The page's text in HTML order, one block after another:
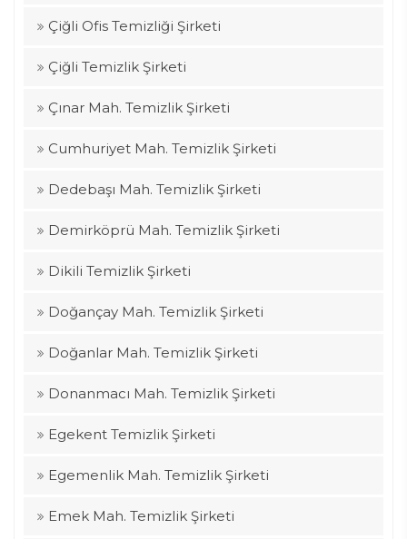
Çiğli Ofis Temizliği Şirketi
Çiğli Temizlik Şirketi
Çınar Mah. Temizlik Şirketi
Cumhuriyet Mah. Temizlik Şirketi
Dedebaşı Mah. Temizlik Şirketi
Demirköprü Mah. Temizlik Şirketi
Dikili Temizlik Şirketi
Doğançay Mah. Temizlik Şirketi
Doğanlar Mah. Temizlik Şirketi
Donanmacı Mah. Temizlik Şirketi
Egekent Temizlik Şirketi
Egemenlik Mah. Temizlik Şirketi
Emek Mah. Temizlik Şirketi